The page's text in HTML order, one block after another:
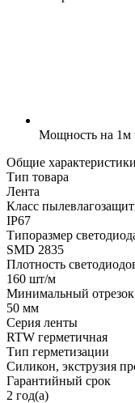
Мощность на 1м
Общие характеристики
Тип товара
Лента
Класс
IP67
Типоразмер
SMD 2835
Плотность
160 шт/м
Минимальный отрезок
50 мм
Серия ленты
RTW герметичная
Тип герметизации
Силикон, экструзия
Гарантийный срок
2 год(а)